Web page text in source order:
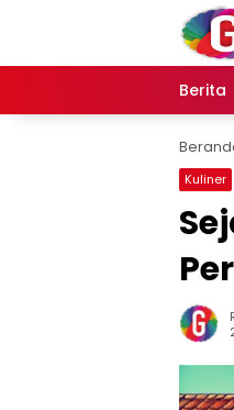
Berita
Kuliner